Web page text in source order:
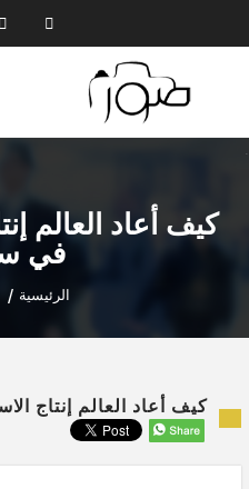
كيف أعاد العالم
في
الرئيسية
كيف أعاد العالم إنتاج